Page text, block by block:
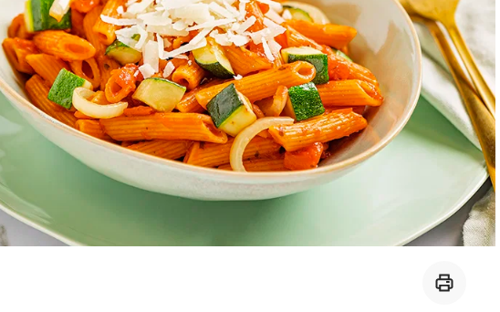
Midden-Oosters
Kooktips & blogs
Leer koken als een chef
Kooktips & blogs